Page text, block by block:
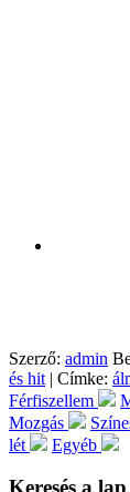
Szerző: admin
és hit | Címke:
Férfiszellem
Mozgás
lét
Egyéb